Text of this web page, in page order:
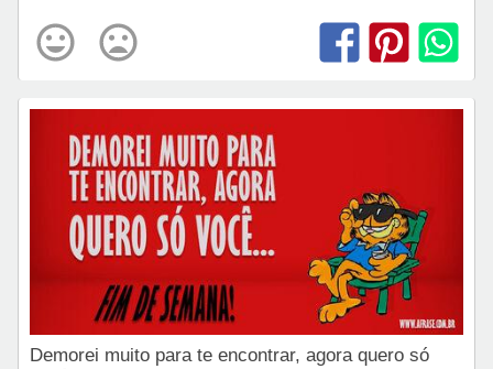
Demorei muito para te encontrar, agora quero só